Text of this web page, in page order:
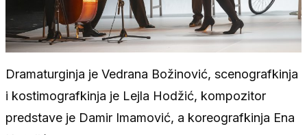
Dramaturginja je Vedrana Božinović, scenografkinja
i kostimografkinja je Lejla Hodžić, kompozitor
predstave je Damir Imamović, a koreografkinja Ena